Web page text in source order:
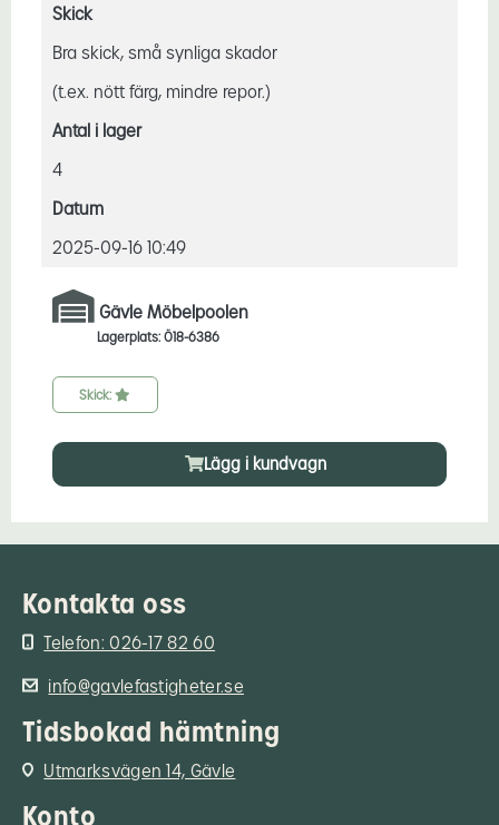
Skick
Bra skick, små synliga skador
(t.ex. nött färg, mindre repor.)
Antal i lager
4
Datum
2025-09-16 10:49
Gävle Möbelpoolen
Lagerplats: Ö18-6386
Skick:
Lägg i kundvagn
Kontakta oss
Telefon: 026-17 82 60
info@gavlefastigheter.se
Tidsbokad hämtning
Utmarksvägen 14, Gävle
Konto